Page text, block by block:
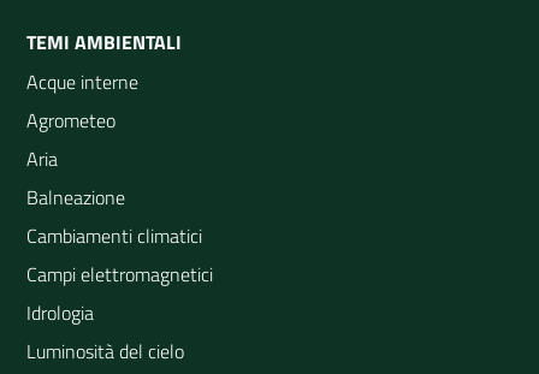
TEMI AMBIENTALI
Acque interne
Agrometeo
Aria
Balneazione
Cambiamenti climatici
Campi elettromagnetici
Idrologia
Luminosità del cielo